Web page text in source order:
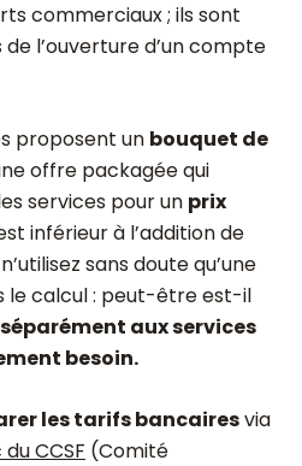
commerciaux ; ils sont
l’ouverture d’un compte
proposent un bouquet de
offre packagée qui
services pour un prix
inférieur à l’addition de
sans doute qu’une
le calcul : peut-être est-il
aux services
besoin.
les tarifs bancairesvia
CCSF (Comité